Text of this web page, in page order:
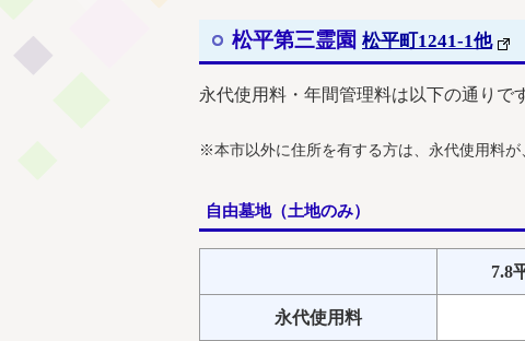
松平第三霊園 松平町1241-1他
永代使用料・年間管理料は以下の通りで
※本市以外に住所を有する方は、永代使用料
自由墓地（土地のみ）
7.8
永代使用料